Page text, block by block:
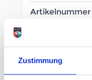
Zustimmung
Artikelnummer